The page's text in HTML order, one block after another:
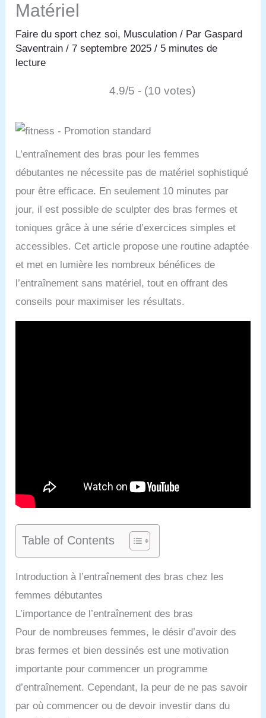
Matériel
Faire du sport chez soi, Musculation / ParGaspard
Saventrain/7 septembre 2025/ 5 minutes de
lecture
4.9/5 - (10 votes)
L’entraînement des bras pour les femmes
débutantes ne nécessite pas de matériel sophistiqué
pour être efficace. En seulement 10 minutes par
jour, il est possible de sculpter des bras fermes et
toniques grâce à une série d’exercices simples et
accessibles. Cet article propose une routine adaptée
et met en lumière les nombreux bénéfices de
l’entraînement sans matériel, tout en offrant des
conseils pour maximiser les résultats.
Table of Contents
Introduction à l’entraînement des bras chez les
femmes débutantes
L’importance de l’entraînement des bras
Pour de nombreuses femmes, le désir d’avoir des
bras fermes et bien dessinés est une motivation
importante pour commencer un programme
d’entraînement. Cependant, la peur de ne pas savoir
par où commencer ou de devoir investir dans du